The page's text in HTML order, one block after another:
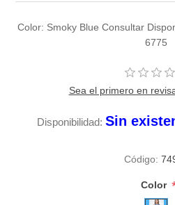
Color: Smoky Blue Consultar
6775
Sea el primero en
Disponibilidad: Sin
Código:
Color